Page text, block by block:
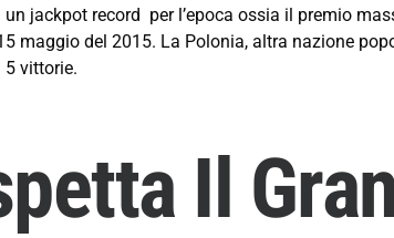
jackpot record per l’epoca ossia il premio
maggio del 2015. La Polonia, altra nazione
vittorie.
Il